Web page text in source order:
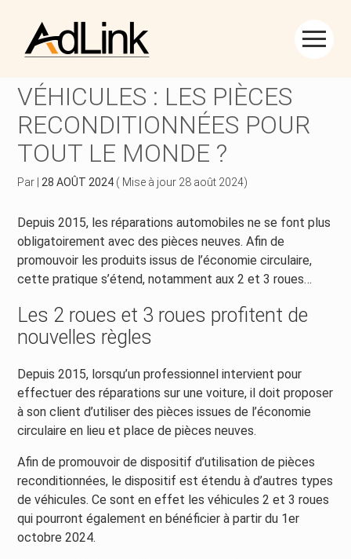
Aller
au
Créer et reprendre une activité
Piloter votre entreprise
Développer votre entreprise
Construire votre patrimoine
Piloter votre gestion
Suivre votre comptabilité
Gérer vos ressources humaines
Dématérialiser vos documents
VÉHICULES : LES PIÈCES
RECONDITIONNÉES POUR
TOUT LE MONDE ?
Par 28 AOÛT 2024 ( Mise à jour 28 août 2024)
Depuis 2015, les réparations automobiles ne se font plus
obligatoirement avec des pièces neuves. Afin de
promouvoir les produits issus de l’économie circulaire,
cette pratique s’étend, notamment aux 2 et 3 roues…
Les 2 roues et 3 roues profitent de
nouvelles règles
Depuis 2015, lorsqu’un professionnel intervient pour
effectuer des réparations sur une voiture, il doit proposer
à son client d’utiliser des pièces issues de l’économie
circulaire en lieu et place de pièces neuves.
Afin de promouvoir de dispositif d’utilisation de pièces
reconditionnées, le dispositif est étendu à d’autres types
de véhicules. Ce sont en effet les véhicules 2 et 3 roues
qui pourront également en bénéficier à partir du 1er
octobre 2024.